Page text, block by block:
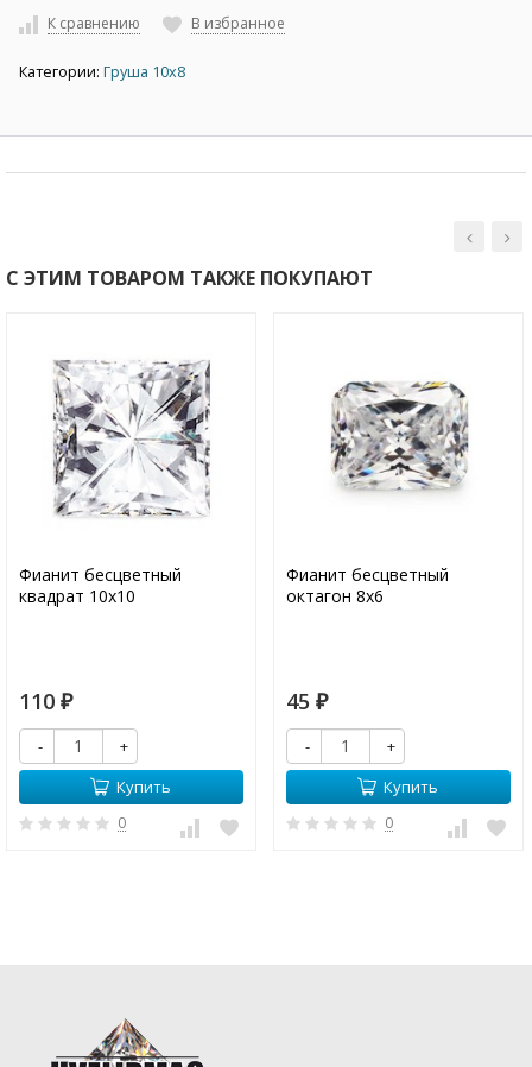
К сравнению В избранное
Категории: Груша 10х8
С ЭТИМ ТОВАРОМ ТАКЖЕ ПОКУПАЮТ
Фианит бесцветный
квадрат 10х10
110 ₽
-
+
Купить
0
Фианит бесцветный
октагон 8х6
45 ₽
-
+
Купить
0